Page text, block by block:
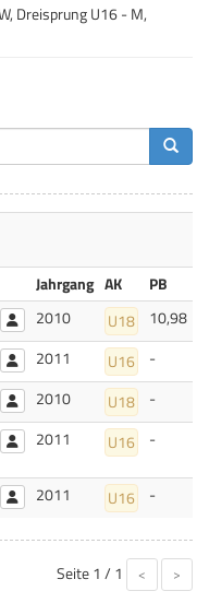
Dreisprung U16 - M,
Jahrgang AK
PB
2010 U18
10,98
2011 U16
-
2010 U18
-
2011 U16 -
2011 U16 -
Seite1 / 1 < >